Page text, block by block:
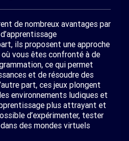
de nombreux avantages par
ils proposent une approche
vous êtes confronté à de
ce qui permet
et de résoudre des
part, ces jeux plongent
environnements ludiques et
plus attrayant et
d’expérimenter, tester
des mondes virtuels